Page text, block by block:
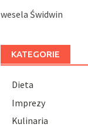
wesela Świdwin
KATEGORIE
Dieta
Imprezy
Kulinaria